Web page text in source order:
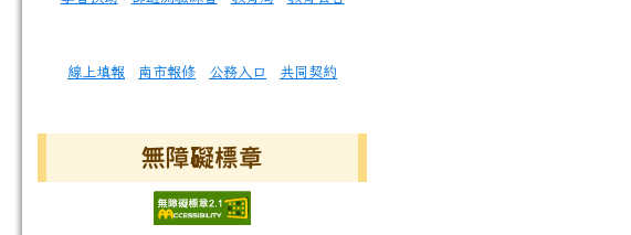
線上填報 南市報修 公務入口 共同契約
無障礙標章